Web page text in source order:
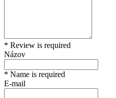
* Review is required
Názov
* Name is required
E-mail